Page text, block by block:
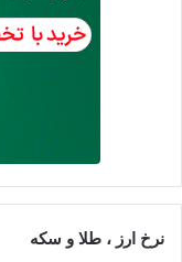
نرخ ارز ، طلا و سکه